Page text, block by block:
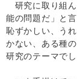
研究に取り組ん
能の問題だ」と
恥ずかしい、う
かない、ある種
研究のテーマでし